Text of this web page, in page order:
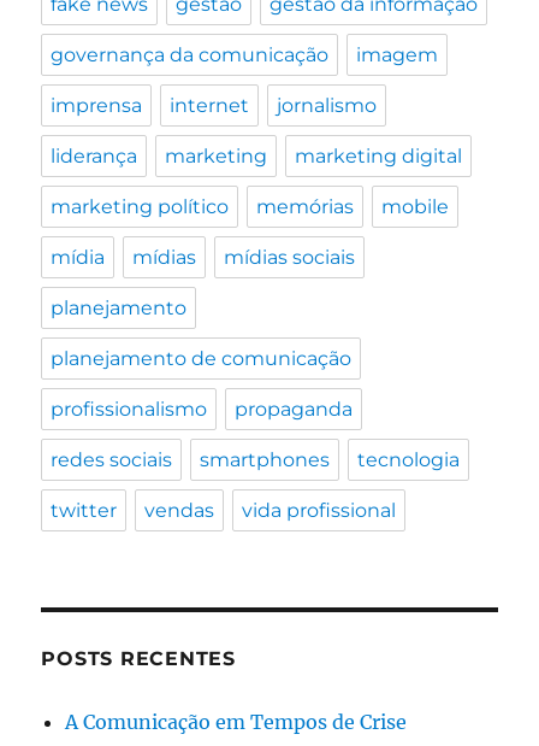
governança da comunicação imagem
imprensa internet jornalismo
liderança marketing marketing digital
marketing político memórias mobile
mídia mídias mídias sociais
planejamento
planejamento de comunicação
profissionalismo propaganda
redes sociais smartphones tecnologia
twitter vendas vida profissional
POSTS RECENTES
A Comunicação em Tempos de Crise